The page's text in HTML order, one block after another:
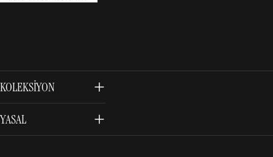
KOLEKSIYON
YASAL